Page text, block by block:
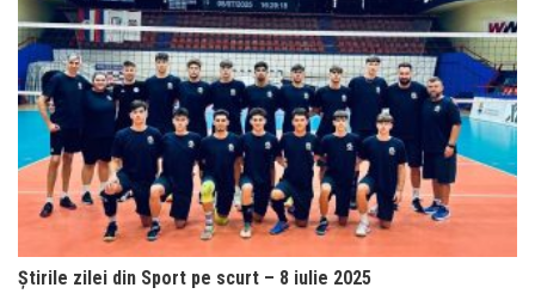
Știrile zilei din Sport pe scurt – 8 iulie 2025